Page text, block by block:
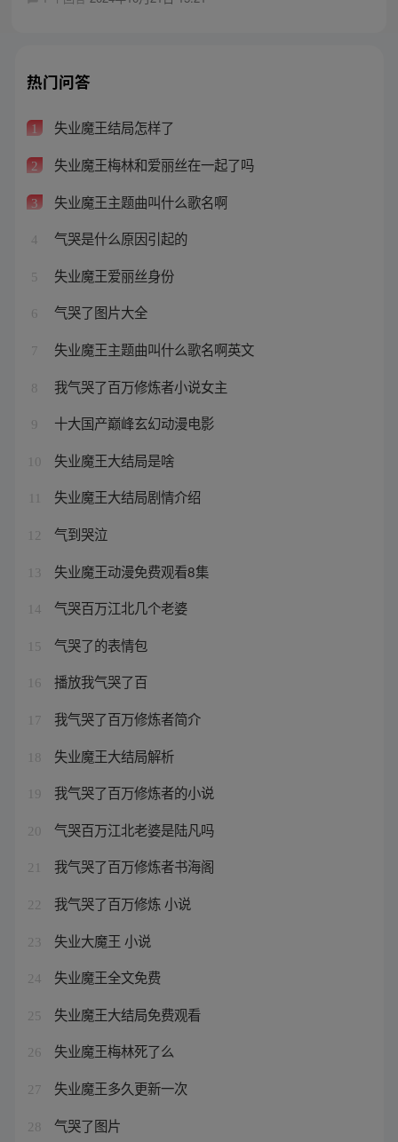
热门问答
1 失业魔王结局怎样了
2 失业魔王梅林和爱丽丝在一起了吗
3 失业魔王主题曲叫什么歌名啊
4 气哭是什么原因引起的
5 失业魔王爱丽丝身份
6 气哭了图片大全
7 失业魔王主题曲叫什么歌名啊英文
8 我气哭了百万修炼者小说女主
9 十大国产巅峰玄幻动漫电影
10 失业魔王大结局是啥
失业魔王大结局剧情介绍
12 气到哭泣
13 失业魔王动漫免费观看8集
14 气哭百万江北几个老婆
15 气哭了的表情包
16 播放我气哭了百
17 我气哭了百万修炼者简介
18 失业魔王大结局解析
19 我气哭了百万修炼者的小说
20 气哭百万江北老婆是陆凡吗
21 我气哭了百万修炼者书海阁
22 我气哭了百万修炼 小说
23 失业大魔王 小说
24 失业魔王全文免费
25 失业魔王大结局免费观看
26 失业魔王梅林死了么
27 失业魔王多久更新一次
28 气哭了图片